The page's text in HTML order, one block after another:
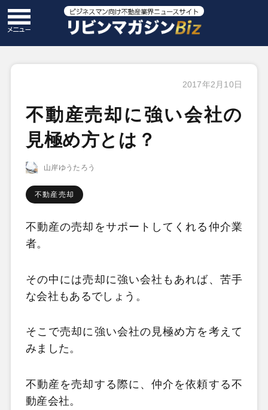
2017年2月10日
不動産売却に強い会社の
見極め方とは？
山岸ゆうたろう
不動産売却
不動産の売却をサポートしてくれる仲介業
者。
その中には売却に強い会社もあれば、苦手
な会社もあるでしょう。
そこで売却に強い会社の見極め方を考えて
みました。
不動産を売却する際に、仲介を依頼する不
動産会社。